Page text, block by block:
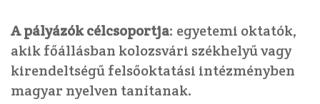
A pályázók célcsoportja: egyetemi oktatók,
akik főállásban kolozsvári székhelyű vagy
kirendeltségű felsőoktatási intézményben
magyar nyelven tanítanak.